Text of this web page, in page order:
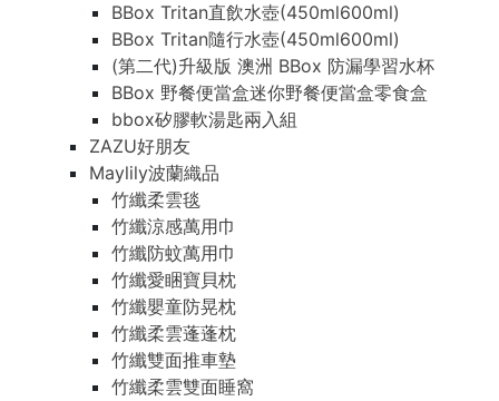
BBox Tritan直飲水壺(450ml600ml)
BBox Tritan隨行水壺(450ml600ml)
(第二代)升級版 澳洲 BBox 防漏學習水杯
BBox 野餐便當盒迷你野餐便當盒零食盒
bbox矽膠軟湯匙兩入組
ZAZU好朋友
Maylily波蘭織品
竹纖柔雲毯
竹纖涼感萬用巾
竹纖防蚊萬用巾
竹纖愛睏寶貝枕
竹纖嬰童防晃枕
竹纖柔雲蓬蓬枕
竹纖雙面推車墊
竹纖柔雲雙面睡窩